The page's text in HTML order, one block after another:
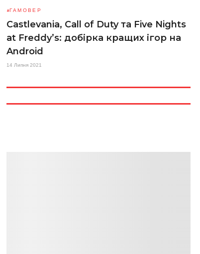
ГАМОВЕР
Castlevania, Call of Duty та Five Nights
at Freddy’s: добірка кращих ігор на
Android
14 Липня 2021